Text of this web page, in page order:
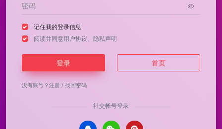
记住我的登录信息
阅读并同意用户协议 隐私声明
登录 首页
没有账号？ 注册 / 找回密码
社交帐号登录